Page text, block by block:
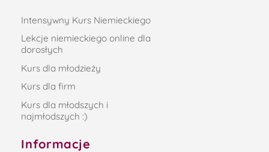
Intensywny Kurs Niemieckiego
Lekcje niemieckiego online dla
dorosłych
Kurs dla młodzieży
Kurs dla firm
Kurs dla młodszych i
najmłodszych :)
Informacje